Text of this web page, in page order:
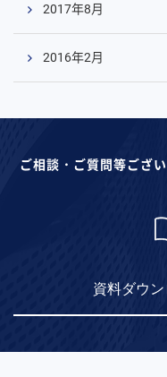
2017年8月
2016年2月
ご相談・ご質問等ござ
資料ダウ